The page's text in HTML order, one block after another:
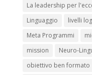
La leadership per
Linguaggio
livelli
Meta Programmi
mission
Neuro-
obiettivo ben formato